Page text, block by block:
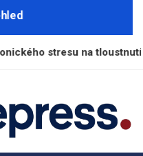
tloustnutí: Jak kortizol